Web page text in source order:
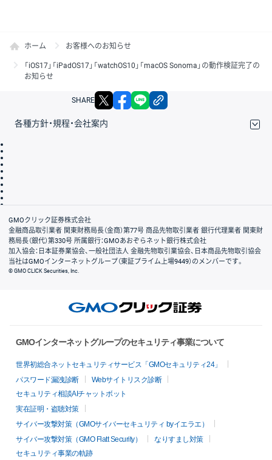
ホーム お客様へのお知らせ
「iOS17」「iPadOS17」「watchOS10」「macOS Sonoma」の動作検証完了の
お知らせ
SHARE X facebook
各種方針・規程・会社案内
会社案内
GMOクリック証券株式会社
金融商品取引業者 関東財務局長（金商）第77号 商品先物取引業者 銀行代理業者 関東財
務局長（銀代）第330号 所属銀行：GMOあおぞらネット銀行株式会社
加入協会：日本証券業協会、一般社団法人 金融先物取引業協会、日本商品先物取引協会
当社はGMOインターネットグループ（東証プライム上場9449）のメンバーです。
© GMO CLICK Securities, Inc.
GMOインターネットグループのセキュリティ事業について
世界初総合ネットセキュリティサービス「GMOセキュリティ24」
パスワード漏洩診断
Webサイトリスク診断
セキュリティ相談AIチャットボット
実在証明・盗聴対策
サイバー攻撃対策（GMOサイバーセキュリティ byイエラエ）
サイバー攻撃対策（GMO Flatt Security）
なりすまし対策
セキュリティ事業の軌跡